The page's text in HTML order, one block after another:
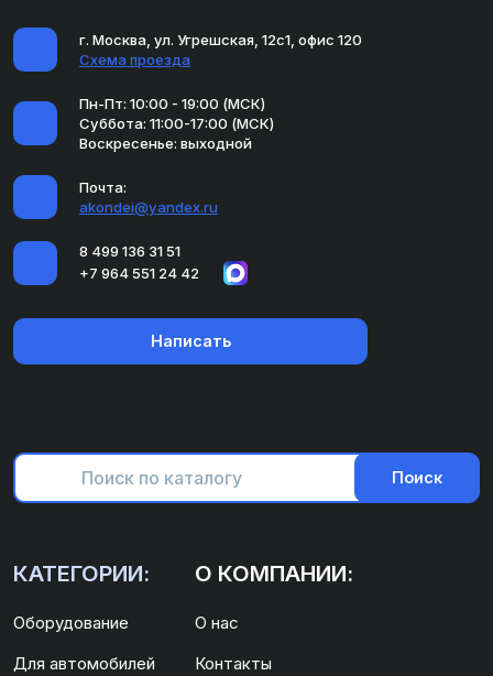
г. Москва, ул. Угрешская, 12с1, офис 120
Схема проезда
Пн-Пт: 10:00 - 19:00 (МСК)
Суббота: 11:00-17:00 (МСК)
Воскресенье: выходной
Почта:
akondei@yandex.ru
8 499 136 31 51
+7 964 551 24 42
Написать
Поиск
КАТЕГОРИИ:
Оборудование
Для автомобилей
О КОМПАНИИ:
О нас
Контакты